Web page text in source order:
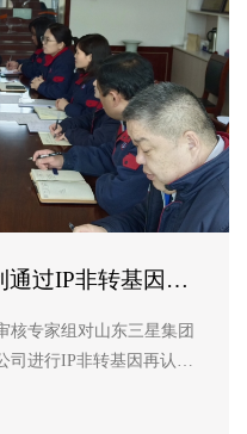
过IP非转基因再
核专家组对山东三星集团
司进行IP非转基因再认证